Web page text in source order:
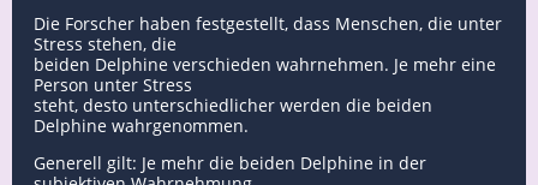
Die Forscher haben festgestellt, dass Menschen, die unter
Stress stehen, die
beiden Delphine verschieden wahrnehmen. Je mehr eine
Person unter Stress
steht, desto unterschiedlicher werden die beiden
Delphine wahrgenommen.
Generell gilt: Je mehr die beiden Delphine in der